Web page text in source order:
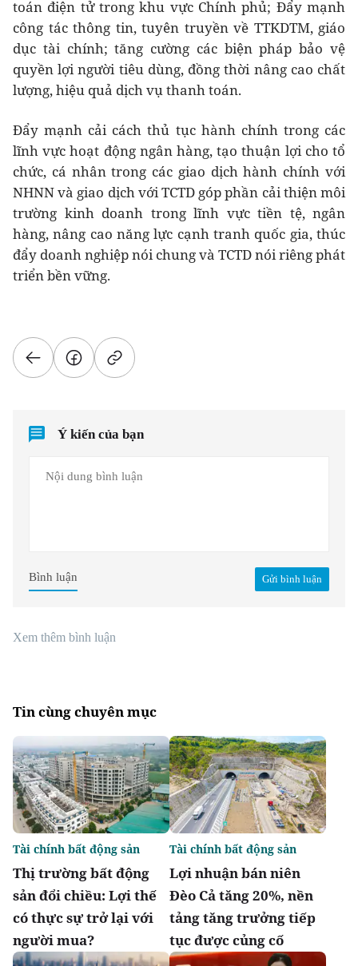
toán điện tử trong khu vực Chính phủ; Đẩy mạnh
công tác thông tin, tuyên truyền về TTKDTM, giáo
dục tài chính; tăng cường các biện pháp bảo vệ
quyền lợi người tiêu dùng, đồng thời nâng cao chất
lượng, hiệu quả dịch vụ thanh toán.
Đẩy mạnh cải cách thủ tục hành chính trong các
lĩnh vực hoạt động ngân hàng, tạo thuận lợi cho tổ
chức, cá nhân trong các giao dịch hành chính với
NHNN và giao dịch với TCTD góp phần cải thiện môi
trường kinh doanh trong lĩnh vực tiền tệ, ngân
hàng, nâng cao năng lực cạnh tranh quốc gia, thúc
đẩy doanh nghiệp nói chung và TCTD nói riêng phát
triển bền vững.
Ý kiến của bạn
Gửi bình luận
Bình luận
Xem thêm bình luận
Tin cùng chuyên mục
Thị trường bất động
sản đổi chiều: Lợi thế
có thực sự trở lại với
người mua?
Tài chính bất động sản
Lợi nhuận bán niên
Đèo Cả tăng 20%, nền
tảng tăng trưởng tiếp
tục được củng cố
Tài chính bất động sản